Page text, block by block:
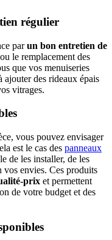
régulier
parun bon entretien de
le remplacement des
que vos menuiseries
ajouter des rideaux épais
vitrages.
vous pouvez envisager
est le cas des panneaux
de les installer, de les
vos envies. Ces produits
prix et permettent
de votre budget et des